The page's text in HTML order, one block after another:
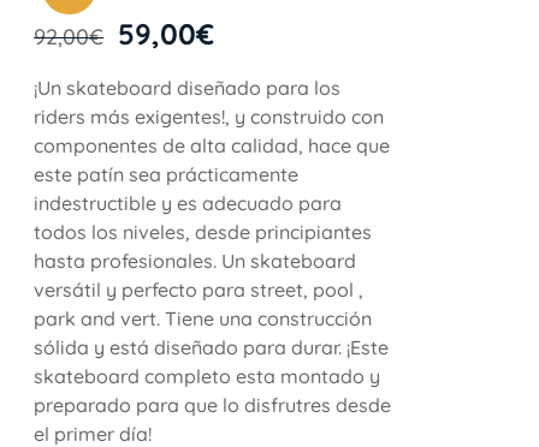
92,00€ 59,00€
¡Un skateboard diseñado para los
riders más exigentes!, y construido con
componentes de alta calidad, hace que
este patín sea prácticamente
indestructible y es adecuado para
todos los niveles, desde principiantes
hasta profesionales. Un skateboard
versátil y perfecto para street, pool ,
park and vert. Tiene una construcción
sólida y está diseñado para durar. ¡Este
skateboard completo esta montado y
preparado para que lo disfrutres desde
el primer día!